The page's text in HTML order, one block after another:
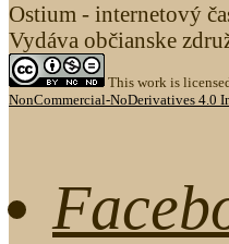
Ostium - internetový
Vydáva občianske
This work is
NonCommercial-NoDerivatives 4.0